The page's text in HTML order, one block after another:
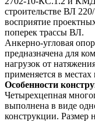
строительстве ВЛ
восприятие
поперек трассы ВЛ.
Анкерно-угловая
предназначена для
нагрузок от
применяется в
Особенности
Четырехцепная
выполнена в виде
конструкции. Размер